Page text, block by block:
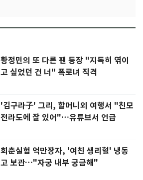
황정민의 또 다른 팬 등장 "지독히 엮이
고 싶었던 건 너" 폭로녀 직격
'김구라子' 그리, 할머니외 여행서 "친모
전라도에 잘 있어"…유튜브서 언급
회춘실험 억만장자, '여친 생리혈' 냉동
고 보관…"자궁 내부 궁금해"